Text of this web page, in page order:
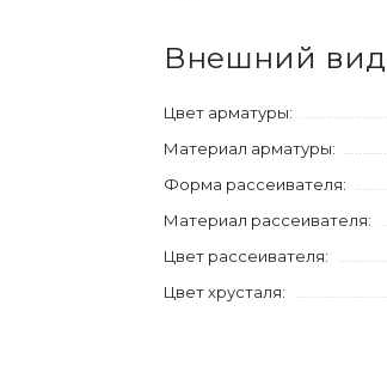
Внешний вид
Цвет арматуры:
Материал арматуры:
Форма рассеивателя:
Материал рассеивателя:
Цвет рассеивателя:
Цвет хрусталя: